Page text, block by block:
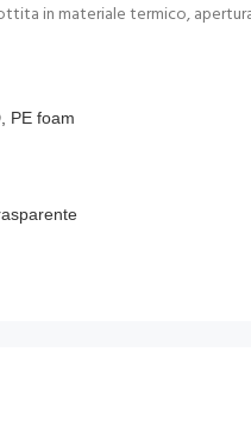
in materiale termico,
PE foam